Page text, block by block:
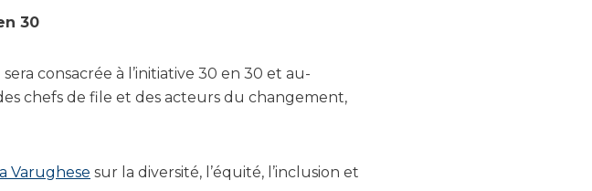
30
consacrée à l’initiative 30 en 30 et au-
chefs de file et des acteurs du changement,
Varughese sur la diversité, l’équité, l’inclusion et